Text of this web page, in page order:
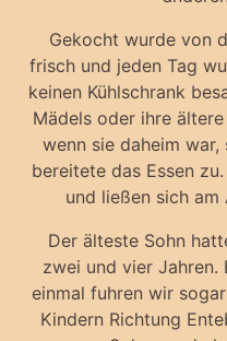
Gekocht wurde von
frisch und jeden Tag
keinen Kühlschrank
Mädels oder ihre
wenn sie daheim
bereitete das Essen
und ließen sich am
Der älteste Sohn
zwei und vier
einmal fuhren wir
Kindern Richtung